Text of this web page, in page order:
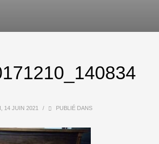
14 JUIN 2021 / PUBLIÉ DANS